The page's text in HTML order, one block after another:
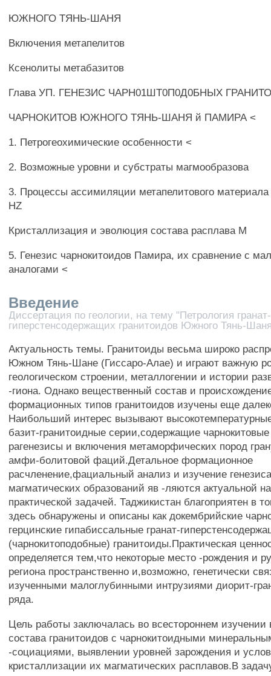
ЮЖНОГО ТЯНЬ-ШАНЯ
Включения метапелитов
Ксенолиты метабазитов
Глава УП. ГЕНЕЗИС ЧАРН01ШТ0П0Д0БНЫХ
ЧАРНОКИТОВ ЮЖНОГО ТЯНЬ-ШАНЯ й ПАМИРА <
1. Петрогеохимические особенности <
2. Возможные уровни и субстраты магмообразова
3. Процессы ассимиляции метапелитового материала
HZ
Кристаллизация и эволюция состава расплава М
5. Генезис чарнокитоидов Памира, их сравнение с
аналогами <
Введение
Диссертация по геологии, на тему "Петрология гранат-
гиперстенсодержащих гранитоидов Южного Тянь-
Актуальность темы. Гранитоиды весьма широко
Южном Тянь-Шане (Гиссаро-Алае) и играют важную
геологическом строении, металлогении и истории
-гиона. Однако вещественный состав и
формационных типов гранитоидов изучены еще
Наибольший интерес вызывают
базит-гранитоидные серии,содержащие
рагенезисы и включения метаморфических пород
амфи-болитовой фаций.Детальное формационное
расчленение,фациальный анализ и изучение
магматических образований яв -ляются актуальной
практической задачей. Таджикистан благоприятен в
здесь обнаружены и описаны как докембрийские
герцинские гипабиссальные гранат-
(чарнокитоподобные) гранитоиды.Практическая
определяется тем,что некоторые место -рождения и
региона пространственно и,возможно, генетически
изученными малоглубинными интрузиями диорит-
ряда.
Цель работы заключалась во всестороннем изучении
состава гранитоидов с чарнокитоидными
-социациями, выявлении уровней зарождения и
кристаллизации их магматических расплавов.В